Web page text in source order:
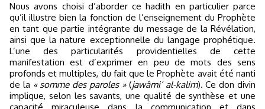
Nous avons choisi d’aborder ce hadith en particulier parce
qu’il illustre bien la fonction de l’enseignement du Prophète
en tant que partie intégrante du message de la Révélation,
ainsi que la nature exceptionnelle du langage prophétique.
L’une des particularités providentielles de cette
manifestation est d’exprimer en peu de mots des sens
profonds et multiples, du fait que le Prophète avait été nanti
de la « somme des paroles »(jawâmi‘ al-kalim). Ce don divin
implique, selon les savants, une qualité de synthèse et une